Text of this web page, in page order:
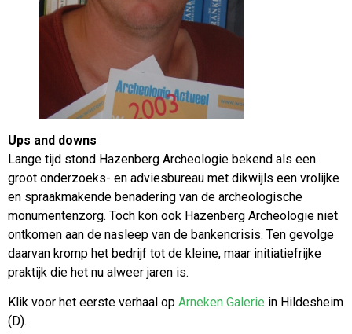
Ups and downs
Lange tijd stond Hazenberg Archeologie bekend als een
groot onderzoeks- en adviesbureau met dikwijls een vrolijke
en spraakmakende benadering van de archeologische
monumentenzorg. Toch kon ook Hazenberg Archeologie niet
ontkomen aan de nasleep van de bankencrisis. Ten gevolge
daarvan kromp het bedrijf tot de kleine, maar initiatiefrijke
praktijk die het nu alweer jaren is.
Klik voor het eerste verhaal op Arneken Galerie in Hildesheim
(D).